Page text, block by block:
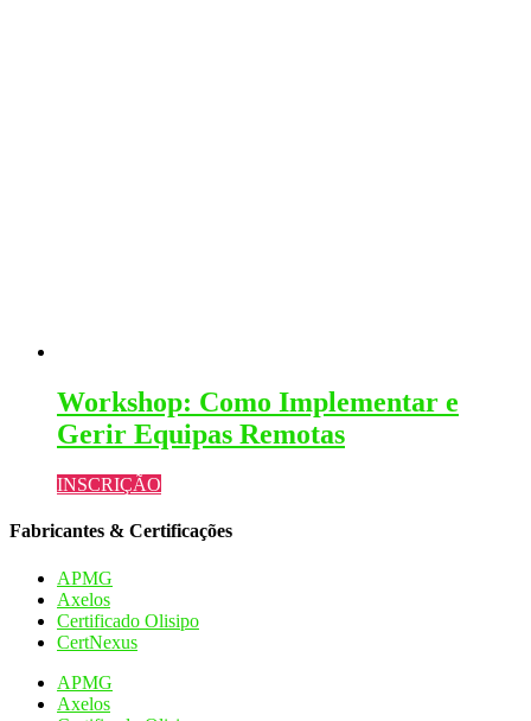
Workshop: Como Implementar e
Gerir Equipas Remotas
INSCRIÇÃO
Fabricantes & Certificações
APMG
Axelos
Certificado Olisipo
CertNexus
APMG
Axelos